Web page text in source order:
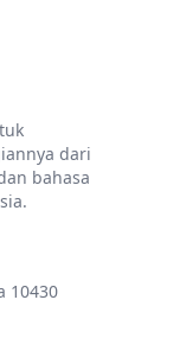
dari
bahasa
10430